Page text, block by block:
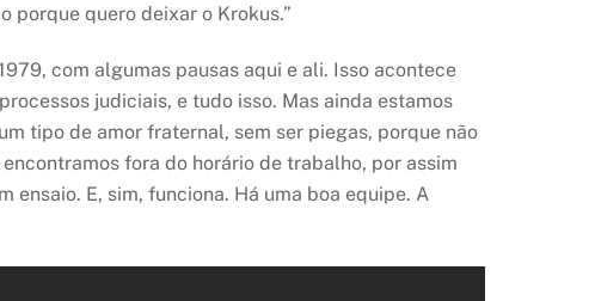
porque quero deixar o Krokus.”
com algumas pausas aqui e ali. Isso acontece
judiciais, e tudo isso. Mas ainda estamos
tipo de amor fraternal, sem ser piegas, porque não
fora do horário de trabalho, por assim
ensaio. E, sim, funciona. Há uma boa equipe. A